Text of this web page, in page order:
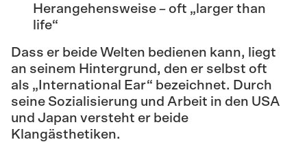
Herangehensweise – oft „larger than
life“
Dass er beide Welten bedienen kann, liegt
an seinem Hintergrund, den er selbst oft
als „International Ear“ bezeichnet. Durch
seine Sozialisierung und Arbeit in den USA
und Japan versteht er beide
Klangästhetiken.